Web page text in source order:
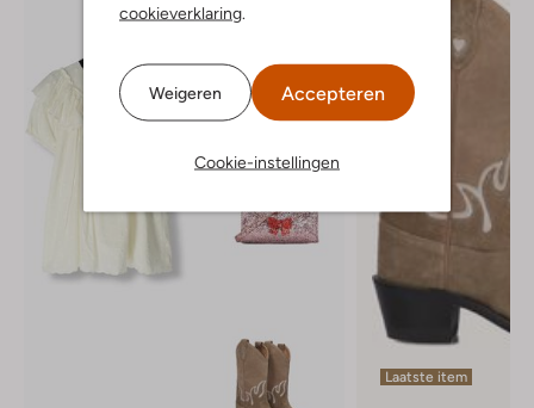
cookieverklaring.
Weigeren Accepteren
Cookie-instellingen
Laatste item